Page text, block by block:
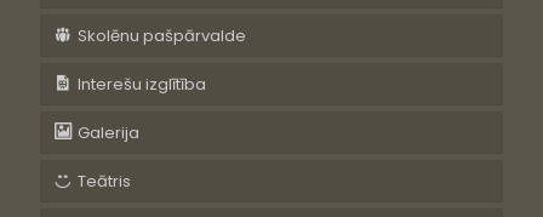
Skolēnu pašpārvalde
Interešu izglītība
Galerija
Teātris